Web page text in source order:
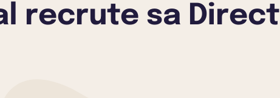
recrute sa